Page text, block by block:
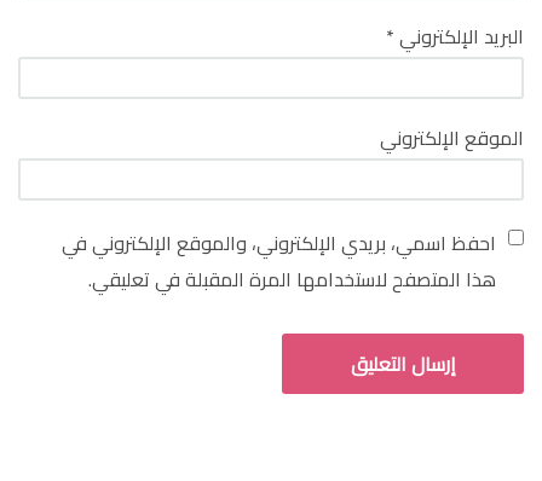
البريد الإلكتروني*
الموقع الإلكتروني
احفظ اسمي، بريدي الإلكتروني، والموقع الإلكتروني في
هذا المتصفح لاستخدامها المرة المقبلة في تعليقي.